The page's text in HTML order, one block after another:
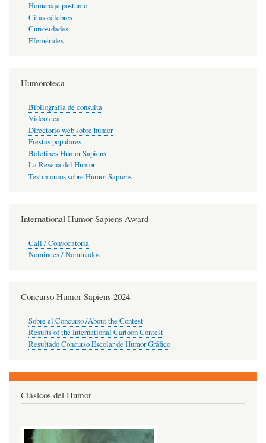
Homenaje póstumo
Citas célebres
Curiosidades
Efemérides
Humoroteca
Bibliografía de consulta
Videoteca
Directorio web sobre humor
Fiestas populares
Boletines Humor Sapiens
La Reseña del Humor
Testimonios sobre Humor Sapiens
International Humor Sapiens Award
Call / Convocatoria
Nominees / Nominados
Concurso Humor Sapiens 2024
Sobre el Concurso /About the Contest
Results of the International Cartoon Contest
Resultado Concurso Escolar de Humor Gráfico
Clásicos del Humor